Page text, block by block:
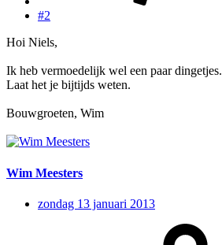
#2
Hoi Niels,
Ik heb vermoedelijk wel een paar dingetjes.
Laat het je bijtijds weten.
Bouwgroeten, Wim
Wim Meesters
zondag 13 januari 2013